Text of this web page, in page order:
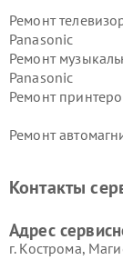
Ремонт
Panasonic
Ремонт
Panasonic
Ремонт
Ремонт
Контакты
Адрес
г. Кострома,